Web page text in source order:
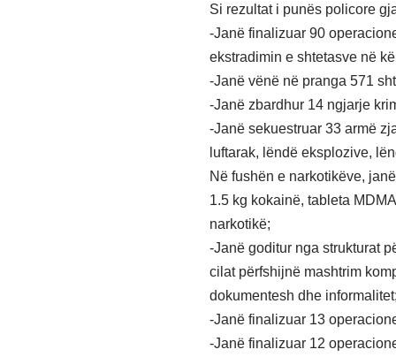
Si rezultat i punës policore
-Janë finalizuar 90
ekstradimin e shtetasve në
-Janë vënë në pranga 571
-Janë zbardhur 14 ngjarje
-Janë sekuestruar 33 armë
luftarak, lëndë eksplozive,
Në fushën e narkotikëve,
1.5 kg kokainë, tableta
narkotikë;
-Janë goditur nga strukturat
cilat përfshijnë mashtrim
dokumentesh dhe informalitet;
-Janë finalizuar 13
-Janë finalizuar 12